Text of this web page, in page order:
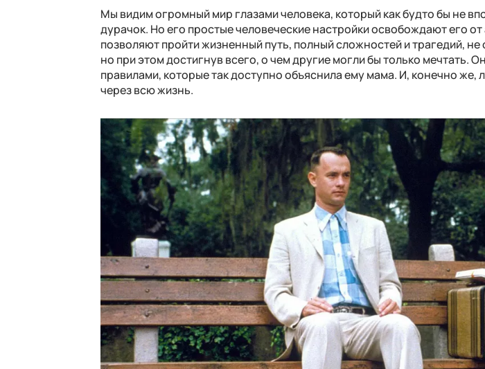
Мы видим огромный мир глазами человека, который как будто бы не
дурачок. Но его простые человеческие настройки освобождают его
позволяют пройти жизненный путь, полный сложностей и трагедий,
но при этом достигнув всего, о чем другие могли бы только мечтать.
правилами, которые так доступно объяснила ему мама. И, конечно
через всю жизнь.